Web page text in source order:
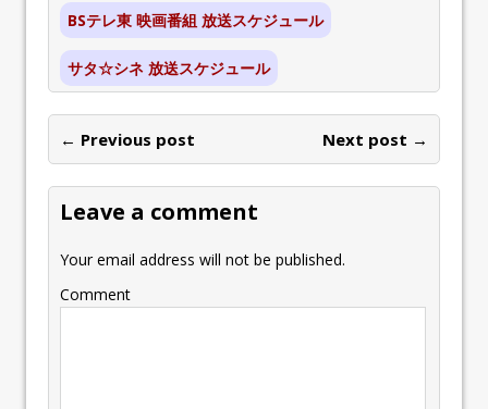
BSテレ東 映画番組 放送スケジュール
サタ☆シネ 放送スケジュール
← Previous post Next post →
Leave a comment
Your email address will not be published.
Comment